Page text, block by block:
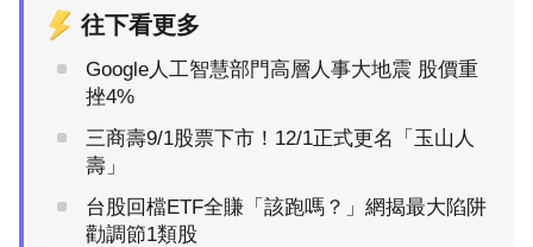
往下看更多
Google人工智慧部門高層人事大地震 股價重
挫4%
三商壽9/1股票下市！12/1正式更名「玉山人
壽」
台股回檔ETF全賺「該跑嗎？」網揭最大陷阱
勸調節1類股